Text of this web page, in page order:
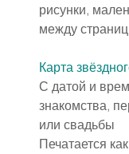
рисунки,
между страниц
Карта
С датой и
знакомства,
или свадьбы
Печатается